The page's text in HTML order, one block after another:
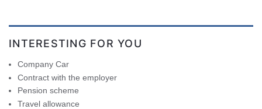
INTERESTING FOR YOU
Company Car
Contract with the employer
Pension scheme
Travel allowance